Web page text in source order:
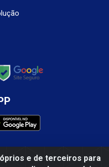
e de terceiros para